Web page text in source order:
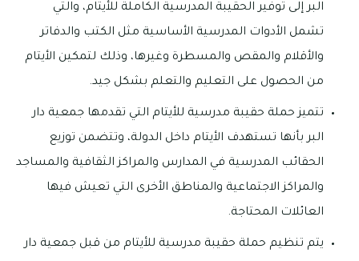
البر إلى توفير الحقيبة المدرسية الكاملة للأيتام، والتي
تشمل الأدوات المدرسية الأساسية مثل الكتب والدفاتر
والأقلام والمقص والمسطرة وغيرها، وذلك لتمكين الأيتام
من الحصول على التعليم والتعلم بشكل جيد.
تتميز حملة حقيبة مدرسية للأيتام التي تقدمها جمعية دار
البر بأنها تستهدف الأيتام داخل الدولة، وتتضمن توزيع
الحقائب المدرسية في المدارس والمراكز الثقافية والمساجد
والمراكز الاجتماعية والمناطق الأخرى التي تعيش فيها
العائلات المحتاجة.
يتم تنظيم حملة حقيبة مدرسية للأيتام من قبل جمعية دار